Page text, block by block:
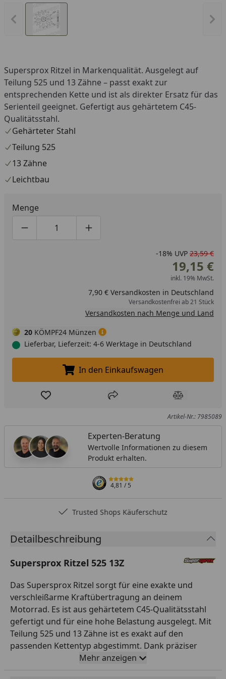
Vorheriges Bild anzeigen
Supersprox Ritzel in Markenqualität. Ausgelegt auf
Teilung 525 und 13 Zähne – passt exakt zur
entsprechenden Kette und ist als direkter Ersatz für das
Serienteil geeignet. Gefertigt aus gehärtetem C45-
Qualitätsstahl.
Gehärteter Stahl
Teilung 525
13 Zähne
Leichtbau
Menge
Produktmenge um eins verringern
Produktmenge manuell eingeben
Produktmenge um eins erhöhen
-18% UVP 23,59 €
19,15 €
inkl. 19% MwSt.
7,90 € Versandkosten in Deutschland
Versandkostenfrei ab 21 Stück
Versandkosten nach Menge und Land
20 KÖMPF24 Münzen
Lieferbar, Lieferzeit: 4-6 Werktage in Deutschland
In den Einkaufswagen legen
In den Einkaufswagen
Produkt zur Wunschliste hinzufügen
Teilen Produkt
Artikel-Nr.: 7985089
Experten-Beratung
Wertvolle Informationen zu diesem
Produkt erhalten.
4,81/ 5
Trusted Shops Käuferschutz
Detailbeschreibung
Supersprox Ritzel 525 13Z
Das Supersprox Ritzel sorgt für eine exakte und
verschleißarme Kraftübertragung an deinem
Motorrad. Es ist aus gehärtetem C45-Qualitätsstahl
gefertigt und für eine hohe Belastung ausgelegt. Mit
Teilung 525 und 13 Zähne ist es exakt auf den
passenden Kettentyp abgestimmt. Dank präziser
CNC-Fertigung läuft das Ritzel rund und leise. So
sorgst du für eine zuverlässige Kraftübertragung und
Mehr anzeigen